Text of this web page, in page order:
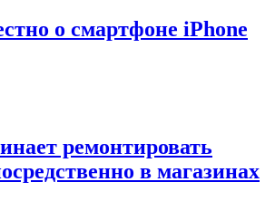
о смартфоне iPhone
ремонтировать
в магазинах